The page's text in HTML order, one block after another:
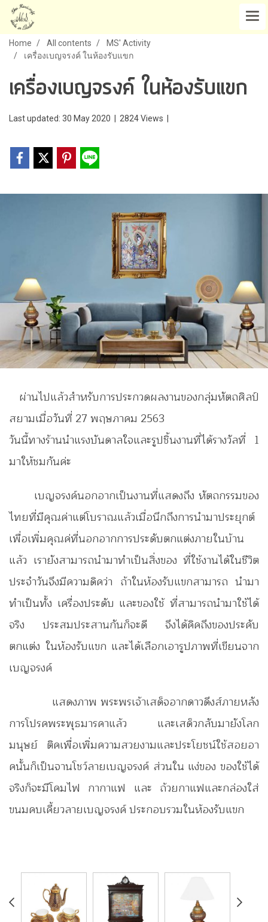
Home All contents
MS' Activity
เครื่องเบญจรงค์ ในห้องรับแขก
เครื่องเบญจรงค์ ในห้องรับแขก
Last updated: 30 May 2020 2824 Views
ผ่านไปแล้วสำหรับการประกวดผลงานของกลุ่มหัตถศิลป์
สยามเมื่อวันที่ 27 พฤษภาคม 2563
วันนี้ทางร้านนำแรงบันดาลใจและรูปชิ้นงานที่ได้รางวัลที่ 1
มาให้ชมกันค่ะ
เบญจรงค์นอกอากเป็นงานที่แสดงถึง หัตถกรรมของ
ไทยที่มีคุณค่าแต่โบราณแล้วเมื่อนึกถึงการนำมาประยุกต์
เพื่อเพิ่มคุณค่ที่นอกอากการประดับตกแต่งภายในบ้าน
แล้ว เรายังสามารถนำมาทำเป็นสิ่งของ ที่ใช้งานได้ในชีวิต
ประจำวันจึงมีความดิคว่า ถ้าในห้องรับแขกสามารถ นำมา
ทำเป็นทั้ง เครื่องประดับ และของใช้ ที่สามารถนำมาใช้ได้
จริง ประสมประสานกันก็จะดี จึงได้คิคถึงของประคับ
ตกแต่ง ในห้องรับแขก และได้เลือกเอารูปภาพที่เขียนจาก
เบญจรงค์
แสดงภาพ พระพรเจ้าเสด็จอากดาวดึงส์ภายหลัง
การโปรคพระพุธมารคาแล้ว และเสด็วกลับมายังโลก
มนุษย์ ติคเพื่อเพิ่มความสวยงามและประโยชน์ใช้สอยอา
คนั้นก็เป็นจานโชว์ลายเบญจรงค์ ส่วนใน แง่ของ ของใช้ได้
จริงก็จะมีโคมไฟ กากาแฟ และ ถ้วยกาแฟและกล่องใส่
ขนมคบเคี้ยวลายเบญจรงค์ ประกอบรวมในห้องรับแขก